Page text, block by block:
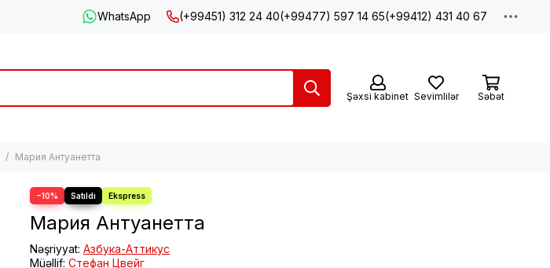
WhatsApp (+99451) 312 24 40(+99477) 597 14 65(+99412) 431 40 67
Şəxsi kabinet Sevimlilər Səbət
Мария Антуанетта
−10%
Мария Антуанетта
Nəşriyyat: Азбука-Аттикус
Müəllif: Стефан Цвейг